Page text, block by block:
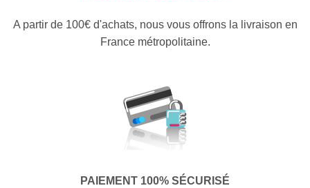
A partir de 100€ d'achats, nous vous offrons la livraison en
France métropolitaine.
PAIEMENT 100% SÉCURISÉ